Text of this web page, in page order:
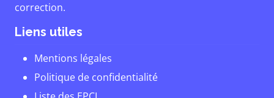
correction.
Liens utiles
Mentions légales
Politique de confidentialité